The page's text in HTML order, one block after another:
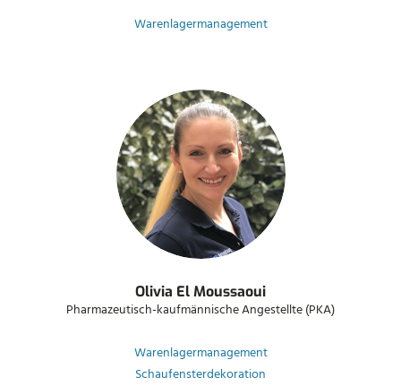
Warenlagermanagement
Olivia El Moussaoui
Pharmazeutisch-kaufmännische Angestellte (PKA)
Warenlagermanagement
Schaufensterdekoration